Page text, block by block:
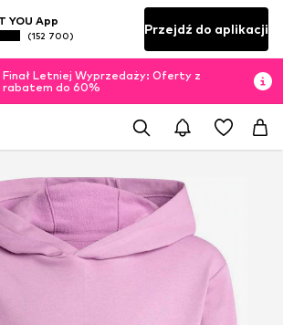
YOU App
(152 700) Przejdź do aplikacji
Finał Letniej Wyprzedaży: Oferty z
rabatem do 60%